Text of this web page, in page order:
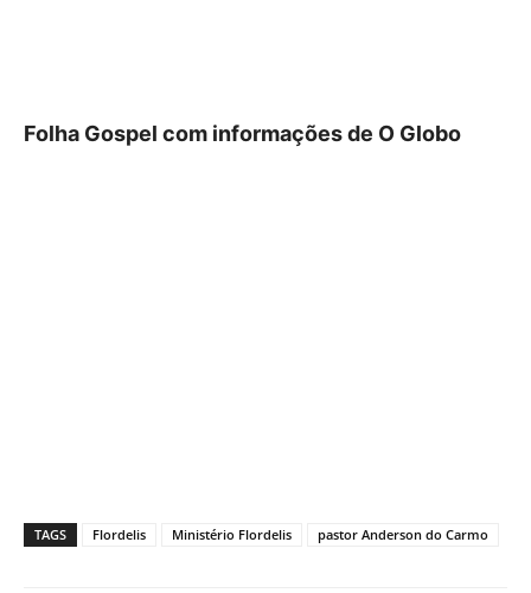
Folha Gospel com informações de O Globo
TAGS Flordelis Ministério Flordelis pastor Anderson do Carmo